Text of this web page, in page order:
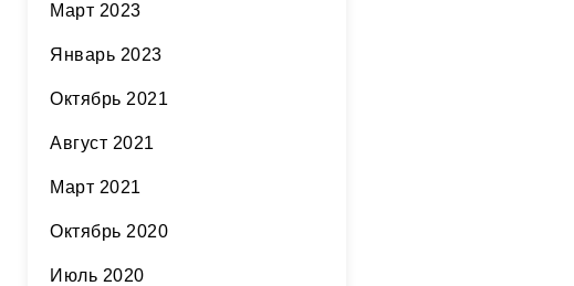
Март 2023
Январь 2023
Октябрь 2021
Август 2021
Март 2021
Октябрь 2020
Июль 2020